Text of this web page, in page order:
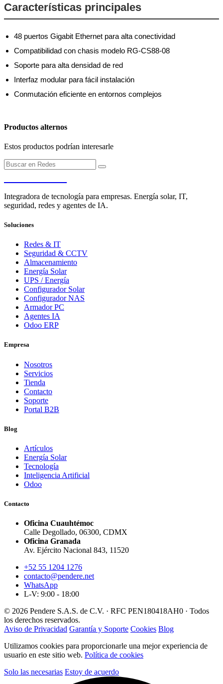
Características principales
48 puertos Gigabit Ethernet para alta conectividad
Compatibilidad con chasis modelo RG-CS88-08
Soporte para alta densidad de red
Interfaz modular para fácil instalación
Conmutación eficiente en entornos complejos
Productos alternos
Estos productos podrían interesarle
Integradora de tecnología para empresas. Energía solar, IT,
seguridad, redes y agentes de IA.
Soluciones
Redes & IT
Seguridad & CCTV
Almacenamiento
Energía Solar
UPS / Energía
Configurador Solar
Configurador NAS
Armador PC
Agentes IA
Odoo ERP
Empresa
Nosotros
Servicios
Tienda
Contacto
Soporte
Portal B2B
Blog
Artículos
Energía Solar
Tecnología
Inteligencia Artificial
Odoo
Contacto
Oficina Cuauhtémoc
Calle Degollado, 06300, CDMX
Oficina Granada
Av. Ejército Nacional 843, 11520
+52 55 1204 1276
contacto@pendere.net
WhatsApp
L-V: 9:00 - 18:00
© 2026 Pendere S.A.S. de C.V. · RFC PEN180418AH0 · Todos
los derechos reservados.
Aviso de Privacidad Garantía y Soporte Cookies Blog
Utilizamos cookies para proporcionarle una mejor experiencia de
usuario en este sitio web. Política de cookies
Solo las necesarias Estoy de acuerdo